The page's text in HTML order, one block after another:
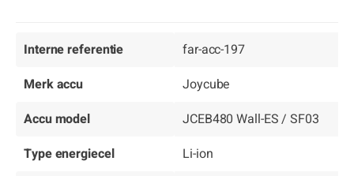
Interne referentie
far-acc-197
Merk accu
Joycube
Accu model
JCEB480 Wall-ES / SF03
Type energiecel
Li-ion